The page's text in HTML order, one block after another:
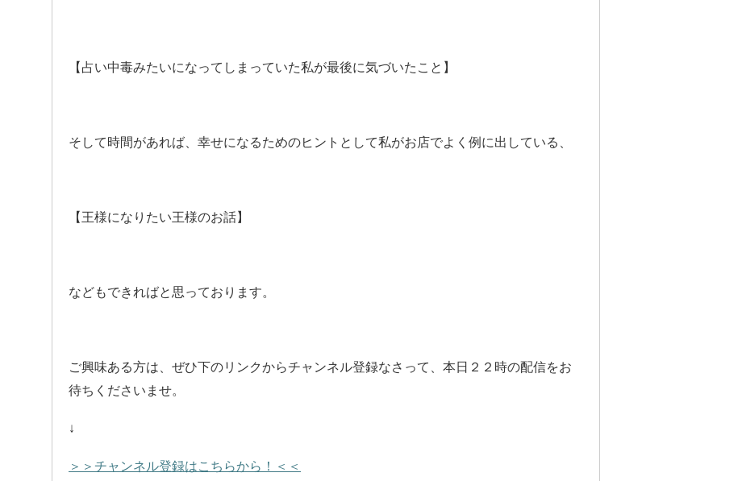
【占い中毒みたいになってしまっていた私が最後に気づいたこと】
そして時間があれば、幸せになるためのヒントとして私がお店でよく例に出している、
【王様になりたい王様のお話】
などもできればと思っております。
ご興味ある方は、ぜひ下のリンクからチャンネル登録なさって、 本日２２時の配信をお
待ちくださいませ。
↓
＞＞チャンネル登録はこちらから！＜＜